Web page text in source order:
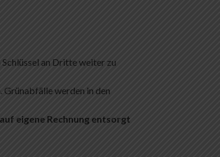
an Dritte weiter zu
werden in den
eigene Rechnung entsorgt